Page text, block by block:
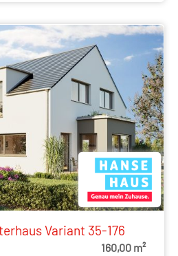
Variant 35-176
160,00 m²